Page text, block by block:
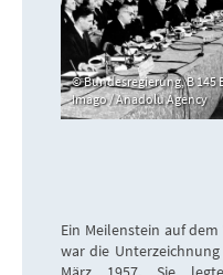
Bundesregierung, B 145
Imago / Anadolu Agency
Ein Meilenstein auf
war die